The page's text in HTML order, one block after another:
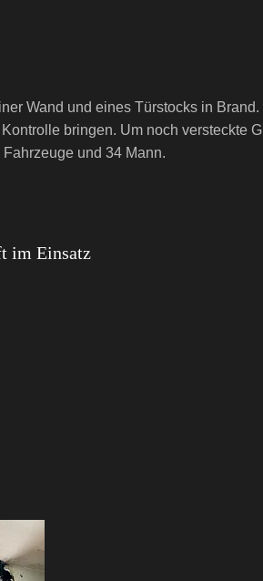
Wand und eines Türstocks in
bringen. Um noch versteckte
und 34 Mann.
im Einsatz